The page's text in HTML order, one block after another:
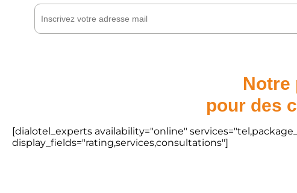
Notre
pour des
[dialotel_experts availability="online"
display_fields="rating,services,consultations"]